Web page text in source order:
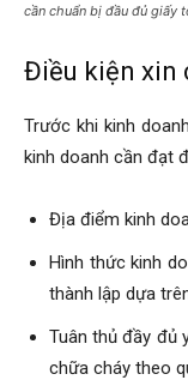
cần chuẩn bị đầu đủ giấy
Điều kiện xin
Trước khi kinh
kinh doanh cần đạt
Địa điểm kinh
Hình thức kinh
thành lập dựa
Tuân thủ đầy đủ
chữa cháy theo